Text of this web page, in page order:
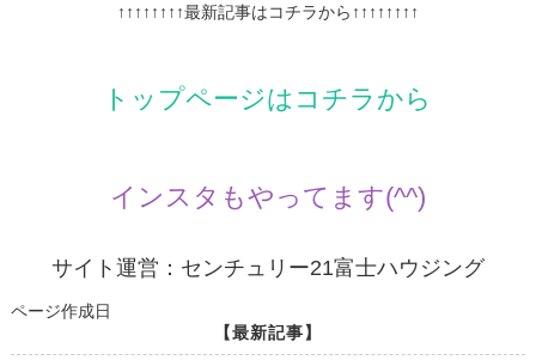
↑↑↑↑↑↑↑↑最新記事はコチラから↑↑↑↑↑↑↑↑
トップページはコチラから
インスタもやってます(^^)
サイト運営：センチュリー21富士ハウジング
ページ作成日
【最新記事】